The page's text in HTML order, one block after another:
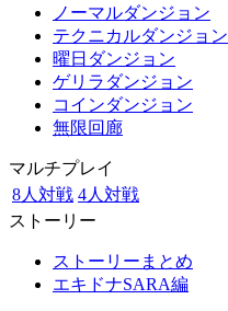
ノーマルダンジョン
テクニカルダンジョン
曜日ダンジョン
ゲリラダンジョン
コインダンジョン
無限回廊
マルチプレイ
8人対戦 4人対戦
ストーリー
ストーリーまとめ
エキドナSARA編